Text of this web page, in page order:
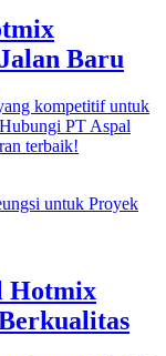
Baru
kompetitif untuk
PT Aspal
terbaik!
Hotmix